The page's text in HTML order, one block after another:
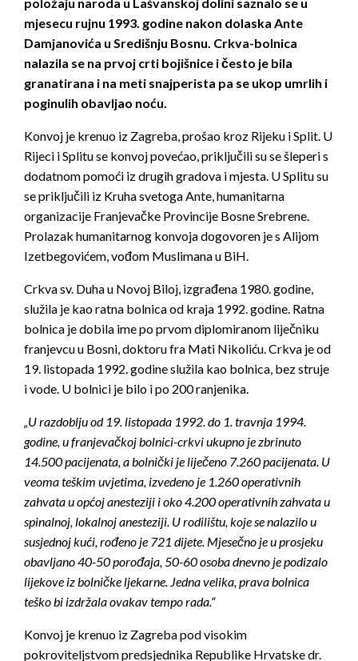
mjesecu rujnu 1993. godine nakon dolaska Ante
Damjanovića u Središnju Bosnu. Crkva-bolnica
nalazila se na prvoj crti bojišnice i često je bila
granatirana i na meti snajperista pa se ukop umrlih i
poginulih obavljao noću.
Konvoj je krenuo iz Zagreba, prošao kroz Rijeku i Split. U
Rijeci i Splitu se konvoj povećao, priključili su se šleperi s
dodatnom pomoći iz drugih gradova i mjesta. U Splitu su
se priključili iz Kruha svetoga Ante, humanitarna
organizacije Franjevačke Provincije Bosne Srebrene.
Prolazak humanitarnog konvoja dogovoren je s Alijom
Izetbegovićem, vođom Muslimana u BiH.
Crkva sv. Duha u Novoj Biloj, izgrađena 1980. godine,
služila je kao ratna bolnica od kraja 1992. godine. Ratna
bolnica je dobila ime po prvom diplomiranom liječniku
franjevcu u Bosni, doktoru fra Mati Nikoliću. Crkva je od
19. listopada 1992. godine služila kao bolnica, bez struje
i vode. U bolnici je bilo i po 200 ranjenika.
„U razdoblju od 19. listopada 1992. do 1. travnja 1994.
godine, u franjevačkoj bolnici-crkvi ukupno je zbrinuto
14.500 pacijenata, a bolnički je liječeno 7.260 pacijenata. U
veoma teškim uvjetima, izvedeno je 1.260 operativnih
zahvata u općoj anesteziji i oko 4.200 operativnih zahvata u
spinalnoj, lokalnoj anesteziji. U rodilištu, koje se nalazilo u
susjednoj kući, rođeno je 721 dijete. Mjesečno je u prosjeku
obavljano 40-50 porođaja, 50-60 osoba dnevno je podizalo
lijekove iz bolničke ljekarne. Jedna velika, prava bolnica
teško bi izdržala ovakav tempo rada.“
Konvoj je krenuo iz Zagreba pod visokim
pokroviteljstvom predsjednika Republike Hrvatske dr.